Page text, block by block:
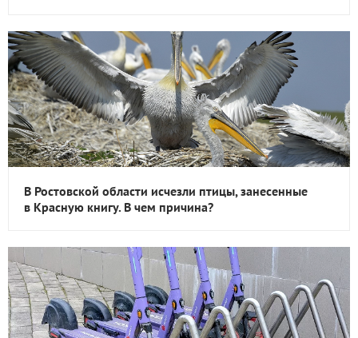
В Ростовской области исчезли птицы, занесенные
в Красную книгу. В чем причина?